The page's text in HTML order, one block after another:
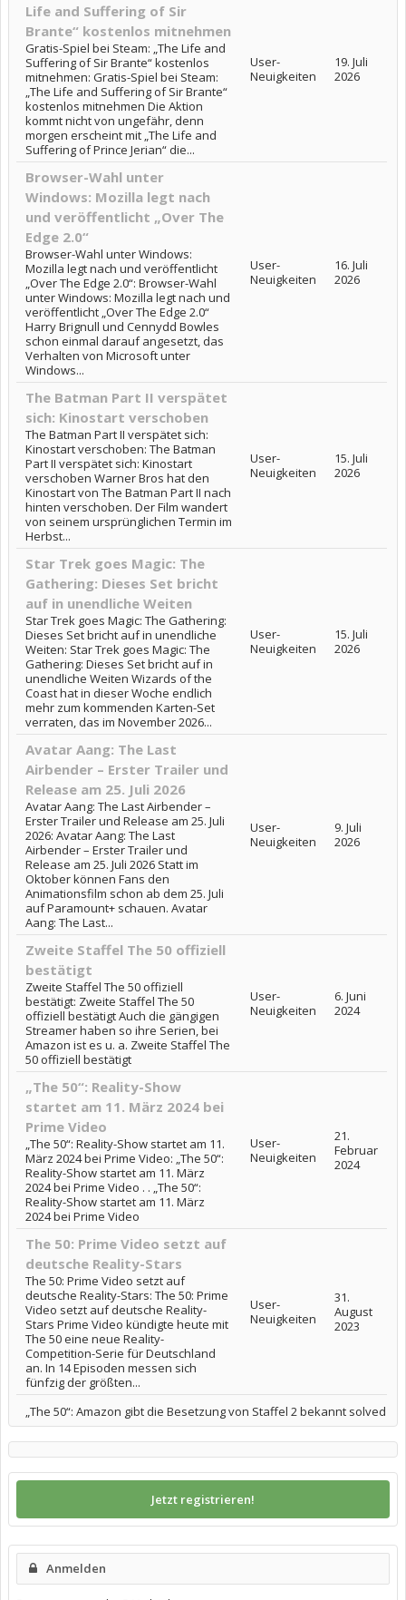
Life and Suffering of Sir
Brante“ kostenlos mitnehmen
Gratis-Spiel bei Steam: „The Life and
Suffering of Sir Brante“ kostenlos
mitnehmen: Gratis-Spiel bei Steam:
„The Life and Suffering of Sir Brante“
kostenlos mitnehmen Die Aktion
kommt nicht von ungefähr, denn
morgen erscheint mit „The Life and
Suffering of Prince Jerian“ die...
User-
Neuigkeiten
19. Juli
2026
Browser-Wahl unter
Windows: Mozilla legt nach
und veröffentlicht „Over The
Edge 2.0“
Browser-Wahl unter Windows:
Mozilla legt nach und veröffentlicht
„Over The Edge 2.0“: Browser-Wahl
unter Windows: Mozilla legt nach und
veröffentlicht „Over The Edge 2.0“
Harry Brignull und Cennydd Bowles
schon einmal darauf angesetzt, das
Verhalten von Microsoft unter
Windows...
User-
Neuigkeiten
16. Juli
2026
The Batman Part II verspätet
sich: Kinostart verschoben
The Batman Part II verspätet sich:
Kinostart verschoben: The Batman
Part II verspätet sich: Kinostart
verschoben Warner Bros hat den
Kinostart von The Batman Part II nach
hinten verschoben. Der Film wandert
von seinem ursprünglichen Termin im
Herbst...
User-
Neuigkeiten
15. Juli
2026
Star Trek goes Magic: The
Gathering: Dieses Set bricht
auf in unendliche Weiten
Star Trek goes Magic: The Gathering:
Dieses Set bricht auf in unendliche
Weiten: Star Trek goes Magic: The
Gathering: Dieses Set bricht auf in
unendliche Weiten Wizards of the
Coast hat in dieser Woche endlich
mehr zum kommenden Karten-Set
verraten, das im November 2026...
User-
Neuigkeiten
15. Juli
2026
Avatar Aang: The Last
Airbender – Erster Trailer und
Release am 25. Juli 2026
Avatar Aang: The Last Airbender –
Erster Trailer und Release am 25. Juli
2026: Avatar Aang: The Last
Airbender – Erster Trailer und
Release am 25. Juli 2026 Statt im
Oktober können Fans den
Animationsfilm schon ab dem 25. Juli
auf Paramount+ schauen. Avatar
Aang: The Last...
User-
Neuigkeiten
9. Juli
2026
Zweite Staffel The 50 offiziell
bestätigt
Zweite Staffel The 50 offiziell
bestätigt: Zweite Staffel The 50
offiziell bestätigt Auch die gängigen
Streamer haben so ihre Serien, bei
Amazon ist es u. a. Zweite Staffel The
50 offiziell bestätigt
User-
Neuigkeiten
6. Juni
2024
„The 50“: Reality-Show
startet am 11. März 2024 bei
Prime Video
„The 50“: Reality-Show startet am 11.
März 2024 bei Prime Video: „The 50“:
Reality-Show startet am 11. März
2024 bei Prime Video . . „The 50“:
Reality-Show startet am 11. März
2024 bei Prime Video
User-
Neuigkeiten
21.
Februar
2024
The 50: Prime Video setzt auf
deutsche Reality-Stars
The 50: Prime Video setzt auf
deutsche Reality-Stars: The 50: Prime
Video setzt auf deutsche Reality-
Stars Prime Video kündigte heute mit
The 50 eine neue Reality-
Competition-Serie für Deutschland
an. In 14 Episoden messen sich
fünfzig der größten...
User-
Neuigkeiten
31.
August
2023
„The 50“: Amazon gibt die Besetzung von Staffel 2 bekannt solved
Jetzt registrieren!
Anmelden